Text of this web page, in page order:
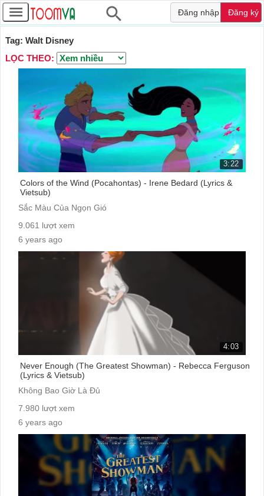
Đăng nhập Đăng ký
Tag: Walt Disney
LỌC THEO:
3:22
Colors of the Wind (Pocahontas) - Irene Bedard (Lyrics &
Vietsub)
Sắc Màu Của Ngọn Gió
9.061 lượt xem
6 years ago
cc:
4:03
Never Enough (The Greatest Showman) - Rebecca Ferguson
(Lyrics & Vietsub)
Không Bao Giờ Là Đủ
7.980 lượt xem
6 years ago
cc: